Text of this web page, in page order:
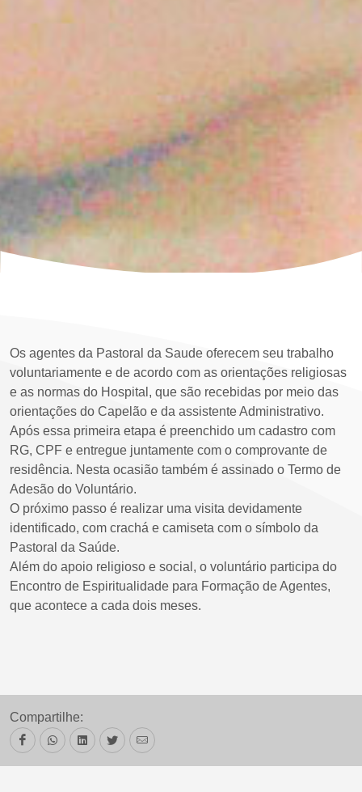
Os agentes da Pastoral da Saude oferecem seu trabalho
voluntariamente e de acordo com as orientações religiosas
e as normas do Hospital, que são recebidas por meio das
orientações do Capelão e da assistente Administrativo.
Após essa primeira etapa é preenchido um cadastro com
RG, CPF e entregue juntamente com o comprovante de
residência. Nesta ocasião também é assinado o Termo de
Adesão do Voluntário.
O próximo passo é realizar uma visita devidamente
identificado, com crachá e camiseta com o símbolo da
Pastoral da Saúde.
Além do apoio religioso e social, o voluntário participa do
Encontro de Espiritualidade para Formação de Agentes,
que acontece a cada dois meses.
Compartilhe: